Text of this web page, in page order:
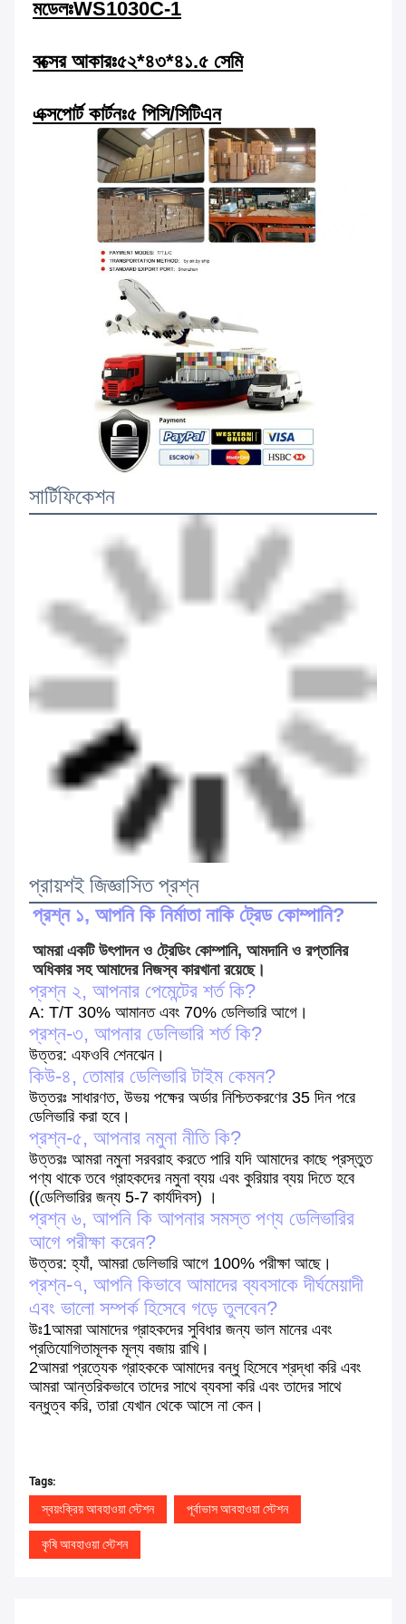
মডেলঃWS1030C-1
বক্সের আকারঃ৫২*৪৩*৪১.৫ সেমি
এক্সপোর্ট কার্টনঃ৫ পিসি/সিটিএন
সার্টিফিকেশন
প্রায়শই জিজ্ঞাসিত প্রশ্ন
প্রশ্ন ১, আপনি কি নির্মাতা নাকি ট্রেড কোম্পানি?
আমরা একটি উৎপাদন ও ট্রেডিং কোম্পানি, আমদানি ও রপ্তানির
অধিকার সহ আমাদের নিজস্ব কারখানা রয়েছে।
প্রশ্ন ২, আপনার পেমেন্টের শর্ত কি?
A: T/T 30% আমানত এবং 70% ডেলিভারি আগে।
প্রশ্ন-৩, আপনার ডেলিভারি শর্ত কি?
উত্তর: এফওবি শেনঝেন।
কিউ-৪, তোমার ডেলিভারি টাইম কেমন?
উত্তরঃ সাধারণত, উভয় পক্ষের অর্ডার নিশ্চিতকরণের 35 দিন পরে
ডেলিভারি করা হবে।
প্রশ্ন-৫, আপনার নমুনা নীতি কি?
উত্তরঃ আমরা নমুনা সরবরাহ করতে পারি যদি আমাদের কাছে প্রস্তুত
পণ্য থাকে তবে গ্রাহকদের নমুনা ব্যয় এবং কুরিয়ার ব্যয় দিতে হবে
((ডেলিভারির জন্য 5-7 কার্যদিবস) ।
প্রশ্ন ৬, আপনি কি আপনার সমস্ত পণ্য ডেলিভারির
আগে পরীক্ষা করেন?
উত্তর: হ্যাঁ, আমরা ডেলিভারি আগে 100% পরীক্ষা আছে।
প্রশ্ন-৭, আপনি কিভাবে আমাদের ব্যবসাকে দীর্ঘমেয়াদী
এবং ভালো সম্পর্ক হিসেবে গড়ে তুলবেন?
উঃ1আমরা আমাদের গ্রাহকদের সুবিধার জন্য ভাল মানের এবং
প্রতিযোগিতামূলক মূল্য বজায় রাখি।
2আমরা প্রত্যেক গ্রাহককে আমাদের বন্ধু হিসেবে শ্রদ্ধা করি এবং
আমরা আন্তরিকভাবে তাদের সাথে ব্যবসা করি এবং তাদের সাথে
বন্ধুত্ব করি, তারা যেখান থেকে আসে না কেন।
Tags:
স্বয়ংক্রিয় আবহাওয়া স্টেশন পূর্বাভাস আবহাওয়া স্টেশন
কৃষি আবহাওয়া স্টেশন